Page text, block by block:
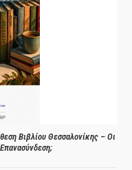
Βιβλίου Θεσσαλονίκης – Οι